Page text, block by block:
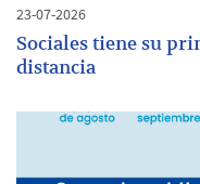
23-07-2026
Sociales tiene su
distancia